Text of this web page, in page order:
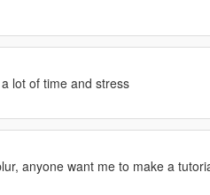
lot of time and stress
anyone want me to make a